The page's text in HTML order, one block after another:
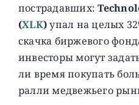
пострадавших:
(XLK)упал на целых
скачка биржевого
инвесторы могут
ли время покупать
ралли медвежьего